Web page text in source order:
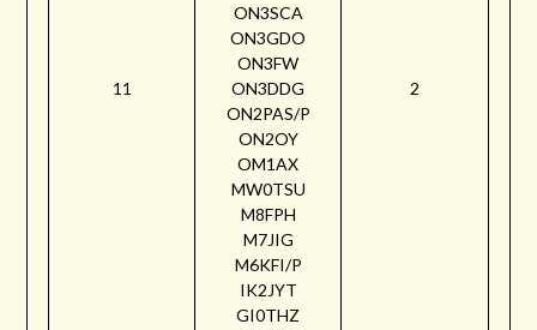
11
ON3SCA
ON3GDO
ON3FW
ON3DDG
ON2PAS/P
ON2OY
OM1AX
MW0TSU
M8FPH
M7JIG
M6KFI/P
IK2JYT
GI0THZ
2